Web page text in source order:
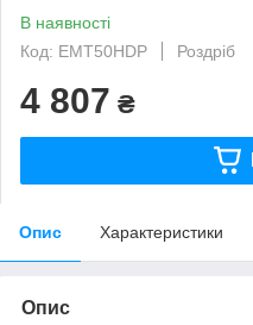
В наявності
Код: EMT50HDP
Роздріб
4 807 ₴
Опис Характеристики
Опис